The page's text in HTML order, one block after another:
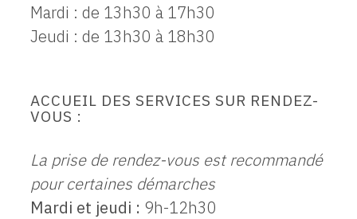
Mardi : de 13h30 à 17h30
Jeudi : de 13h30 à 18h30
ACCUEIL DES SERVICES SUR RENDEZ-
VOUS :
La prise de rendez-vous est recommandé
pour certaines démarches
Mardi et jeudi : 9h-12h30